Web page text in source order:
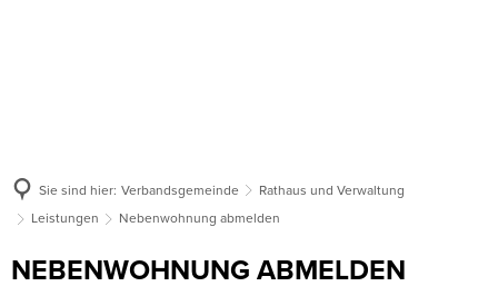
Sie sind hier: Verbandsgemeinde
Rathaus und Verwaltung
Leistungen
Nebenwohnung abmelden
NEBENWOHNUNG ABMELDEN